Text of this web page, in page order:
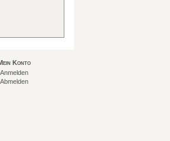
Konto
Anmelden
Abmelden